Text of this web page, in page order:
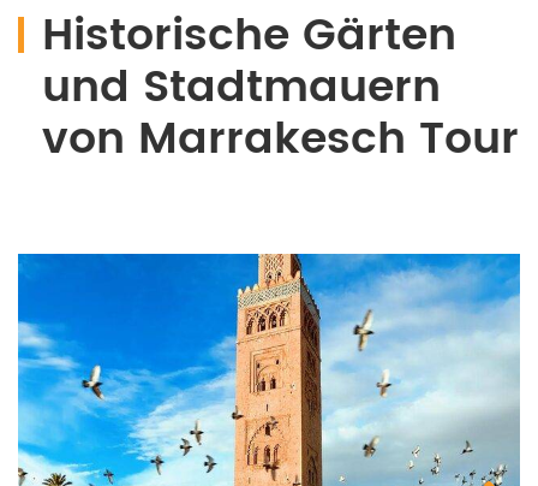
Historische Gärten
und Stadtmauern
von Marrakesch Tour